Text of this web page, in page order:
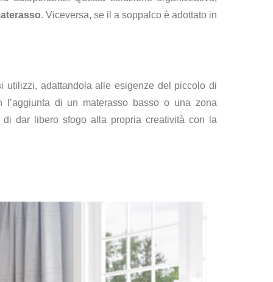
. Viceversa, se il a soppalco è adottato in
utilizzi, adattandola alle esigenze del piccolo di
di un materasso basso o una zona
dar libero sfogo alla propria creatività con la